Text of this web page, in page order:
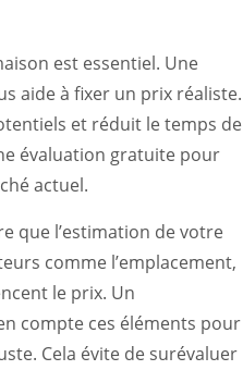
est essentiel. Une
aide à fixer un prix réaliste.
et réduit le temps de
évaluation gratuite pour
actuel.
que l’estimation de votre
comme l’emplacement,
le prix. Un
compte ces éléments pour
Cela évite de surévaluer